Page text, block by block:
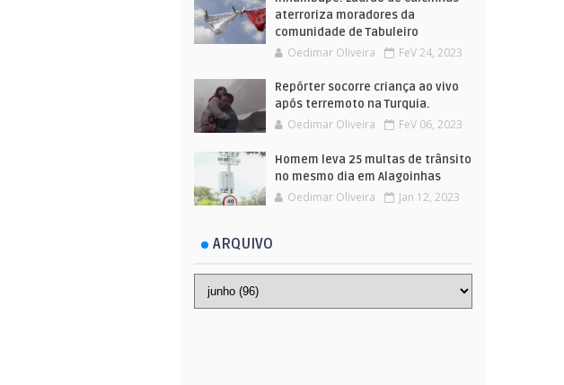
aterroriza moradores da
comunidade de Tabuleiro
Oedimar Oliveira FeV 24, 2023
Repórter socorre criança ao vivo
após terremoto na Turquia.
Oedimar Oliveira FeV 06, 2023
Homem leva 25 multas de trânsito
no mesmo dia em Alagoinhas
Oedimar Oliveira Jan 12, 2023
ARQUIVO